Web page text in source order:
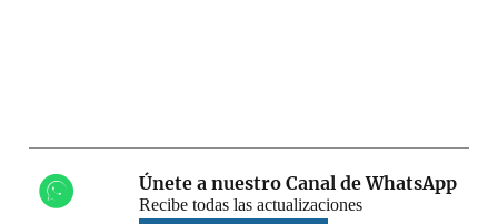
Únete a nuestro Canal de WhatsApp
Recibe todas las actualizaciones